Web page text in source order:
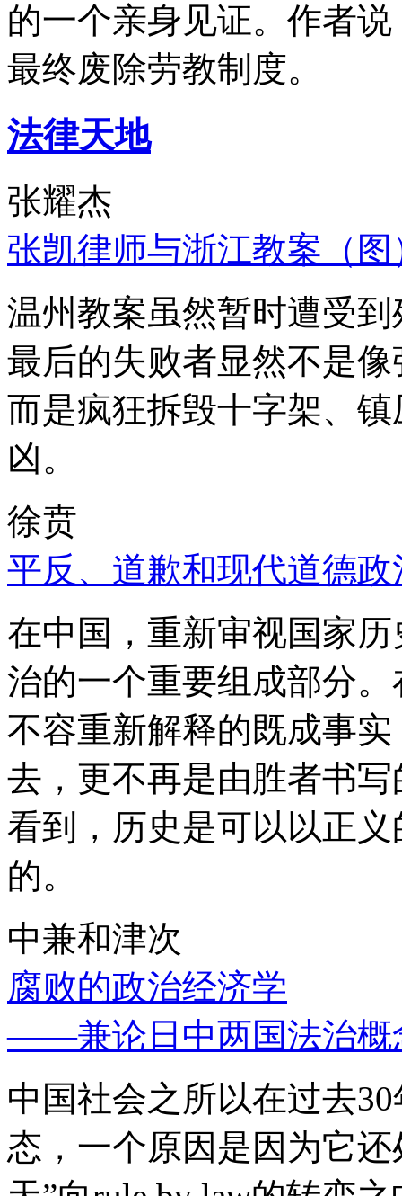
的一个亲身见证。作者
最终废除劳教制度。
法律天地
张耀杰
张凯律师与浙江教案（图
温州教案虽然暂时遭受
最后的失败者显然不是
而是疯狂拆毁十字架、
凶。
徐贲
平反、道歉和现代道德政
在中国，重新审视国家
治的一个重要组成部分
不容重新解释的既成事
去，更不再是由胜者书
看到，历史是可以以正
的。
中兼和津次
腐败的政治经济学
——兼论日中两国法治概
中国社会之所以在过去
态，一个原因是因为它